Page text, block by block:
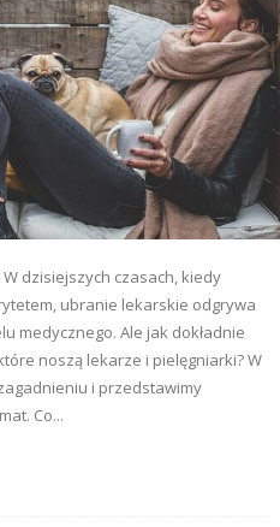
dzisiejszych czasach, kiedy
ubranie lekarskie odgrywa
medycznego. Ale jak dokładnie
noszą lekarze i pielęgniarki? W
i przedstawimy
Co...